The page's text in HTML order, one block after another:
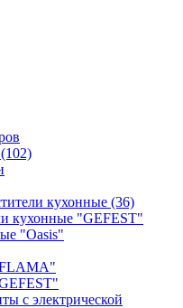
(102)
кухонные (36)
кухонные "GEFEST"
"Oasis"
с электрической